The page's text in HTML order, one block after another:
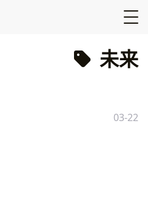
未来
03-22